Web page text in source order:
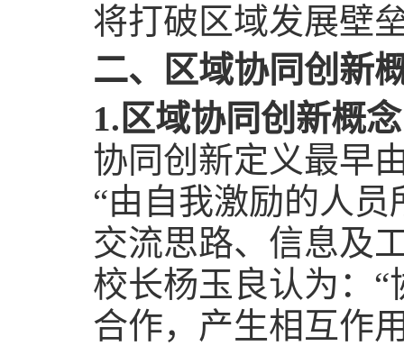
将打破区域发展壁
二、区域协同创新
1. 区域协同创新概念
协同创新定义最早
“由自我激励的人
交流思路、信息及
校长杨玉良认为：
合作，产生相互作